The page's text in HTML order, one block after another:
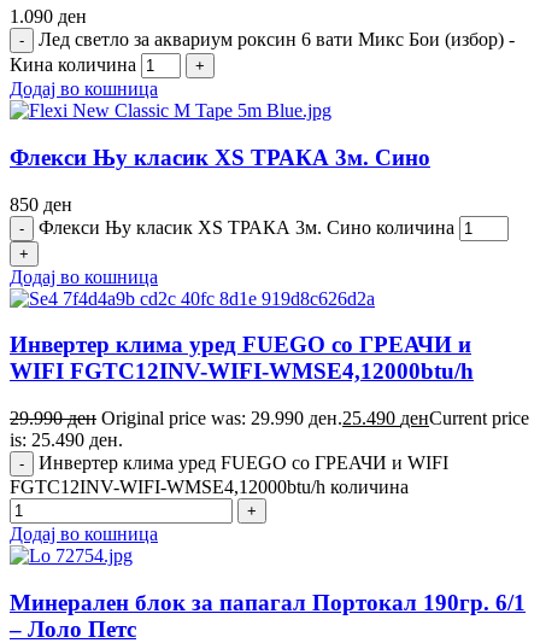
1.090 ден
Лед светло за аквариум роксин 6 вати Микс Бои (избор) -
Кина количина
Додај во кошница
Флекси Њу класик XS ТРАКА 3м. Сино
850 ден
Флекси Њу класик XS ТРАКА 3м. Сино количина
Додај во кошница
Инвертер клима уред FUEGO со ГРЕАЧИ и
WIFI FGTC12INV-WIFI-WMSE4,12000btu/h
29.990ден Original price was: 29.990 ден.25.490 денCurrent price
is: 25.490 ден.
Инвертер клима уред FUEGO со ГРЕАЧИ и WIFI
FGTC12INV-WIFI-WMSE4,12000btu/h количина
Додај во кошница
Минерален блок за папагал Портокал 190гр. 6/1
– Лоло Петс